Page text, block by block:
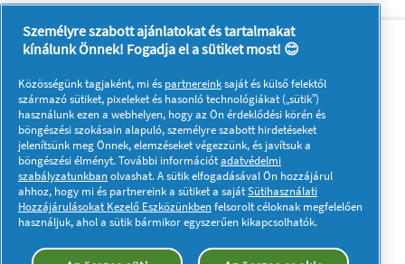
Rólunk
Kapcsolatfelvétel
A pg.com felkeresése
Kövessen minket:
Adataim
Adatvédelmi közlemény
Akadálymentességi nyilatkozat
Személyre szabott ajánlatokat és tartalmakat
kínálunk Önnek! Fogadja el a sütiket most! 😊
Közösségünk tagjaként, mi és partnereinksaját és külső felektől
származó sütiket, pixeleket és hasonló technológiákat („sütik”)
használunk ezen a webhelyen, hogy az Ön érdeklődési körén és
böngészési szokásain alapuló, személyre szabott hirdetéseket
jelenítsünk meg Önnek, elemzéseket végezzünk, és javítsuk a
böngészési élményt. További információtadatvédelmi
szabályzatunkbanolvashat. A sütik elfogadásával Ön hozzájárul
ahhoz, hogy mi és partnereink a sütiket a sajátSütihasználati
Hozzájárulásokat Kezelő Eszközünkbenfelsorolt céloknak megfelelően
használjuk, ahol a sütik bármikor egyszerűen kikapcsolhatók.